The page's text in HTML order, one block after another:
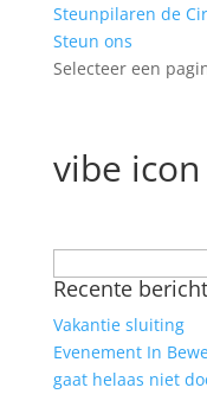
Steunpilaren de
Steun ons
Selecteer een
vibe
naar:
Recente
Vakantie sluiting
Evenement In
gaat helaas niet